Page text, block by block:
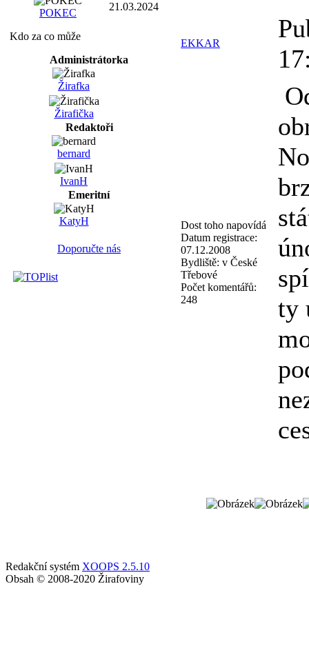
POKEC
21.03.2024
Kdo za co může
Administrátorka
Žirafka
Žirafička
Redaktoři
bernard
IvanH
Emeritní
KatyH
Doporučte nás
EKKAR
Dost toho napovídá
Datum registrace:
07.12.2008
Bydliště: v České
Třebové
Počet komentářů:
248
ty
Redakční systém XOOPS 2.5.10
Obsah © 2008-2020 Žirafoviny